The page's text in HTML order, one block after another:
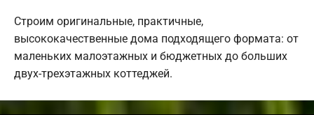
Строим оригинальные, практичные,
высококачественные дома подходящего формата: от
маленьких малоэтажных и бюджетных до больших
двух-трехэтажных коттеджей.